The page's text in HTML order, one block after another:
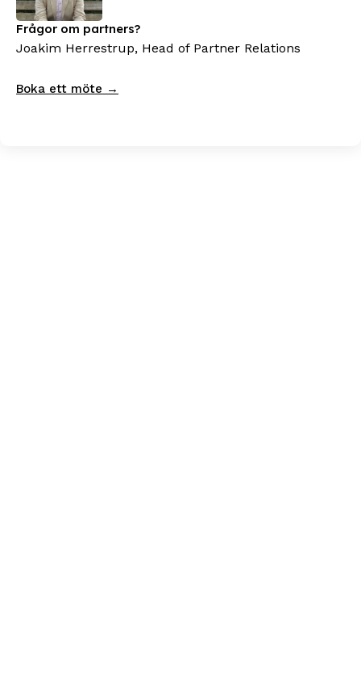
Frågor om partners?
Joakim Herrestrup, Head of Partner Relations
Boka ett möte →